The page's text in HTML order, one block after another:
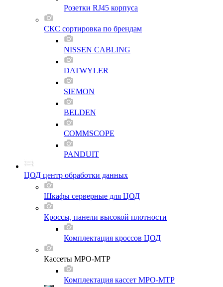
Розетки RJ45 корпуса
СКС сортировка по брендам
NISSEN CABLING
DATWYLER
SIEMON
BELDEN
COMMSCOPE
PANDUIT
ЦОД центр обработки данных
Шкафы серверные для ЦОД
Кроссы, панели высокой плотности
Комплектация кроссов ЦОД
Кассеты MPO-MTP
Комплектация кассет MPO-MTP